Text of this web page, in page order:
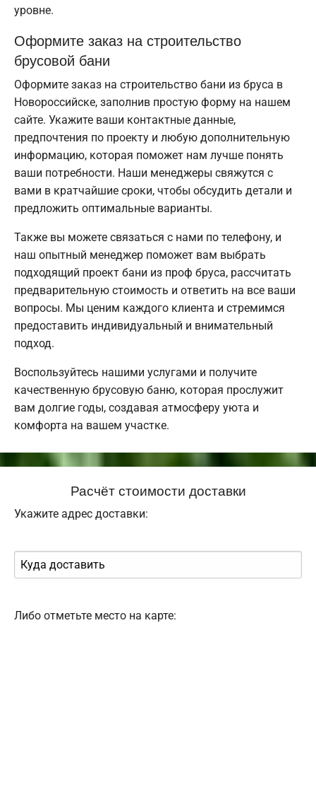
уровне.
Оформите заказ на строительство
брусовой бани
Оформите заказ на строительство бани из бруса в
Новороссийске, заполнив простую форму на нашем
сайте. Укажите ваши контактные данные,
предпочтения по проекту и любую дополнительную
информацию, которая поможет нам лучше понять
ваши потребности. Наши менеджеры свяжутся с
вами в кратчайшие сроки, чтобы обсудить детали и
предложить оптимальные варианты.
Также вы можете связаться с нами по телефону, и
наш опытный менеджер поможет вам выбрать
подходящий проект бани из проф бруса, рассчитать
предварительную стоимость и ответить на все ваши
вопросы. Мы ценим каждого клиента и стремимся
предоставить индивидуальный и внимательный
подход.
Воспользуйтесь нашими услугами и получите
качественную брусовую баню, которая прослужит
вам долгие годы, создавая атмосферу уюта и
комфорта на вашем участке.
Расчёт стоимости доставки
Укажите адрес доставки:
Либо отметьте место на карте: